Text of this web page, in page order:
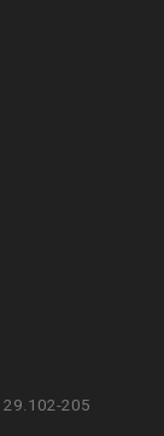
29.102-205